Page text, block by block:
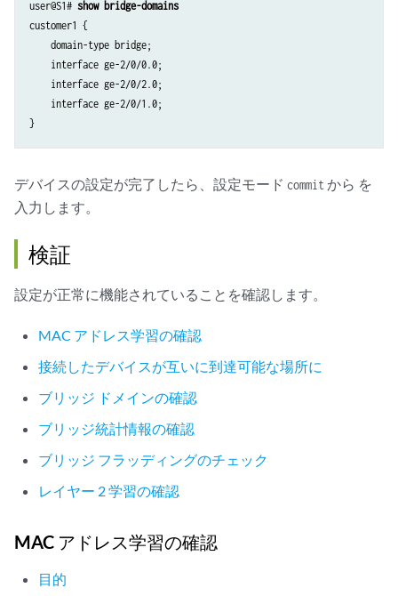
    encapsulation extended-vlan-bridge;
    unit 0 {
        vlan-id 600;
    }
user@S1# show bridge-domains
customer1 {
    domain-type bridge;
    interface ge-2/0/0.0;
    interface ge-2/0/2.0;
    interface ge-2/0/1.0;
デバイスの設定が完了したら、設定モード commitから を
入力します。
検証
設定が正常に機能されていることを確認します。
MAC アドレス学習の確認
接続したデバイスが互いに到達可能な場所に
ブリッジ ドメインの確認
ブリッジ統計情報の確認
ブリッジ フラッディングのチェック
レイヤー 2 学習の確認
MAC アドレス学習の確認
目的